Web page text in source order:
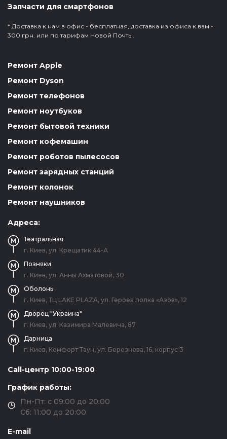
Запчасти для смартфонов
* Доставка к нам в офис - бесплатная, доставка из офиса к вам -
300 грн. или по тарифам Новой Почты.
Ремонт Apple
Ремонт Dyson
Ремонт телефонов
Ремонт ноутбуков
Ремонт бытовой техники
Ремонт кофемашин
Ремонт роботов пылесосов
Ремонт зарядных станций
Ремонт колонок
Ремонт наушников
Адреса:
Театральная
г. Киев, ул. Крещатик 44-А
Позняки
г. Киев, ул. Анны Ахматовой, 30
Оболонь
г. Киев, ТЦ LAKE PLAZA, ул. Героев полка «Азов», 12
Дворец "Украина"
г. Киев, ул. Казимира Малевича, 87
Дарница
г. Киев, Комфорт Таун, ул. Березнева, 16, корпус 3
Call-центр 10:00-19:00
График работы:
Пн-Пт: с 09:00 до 20:00
Сб: 11:00 до 20:00
E-mail